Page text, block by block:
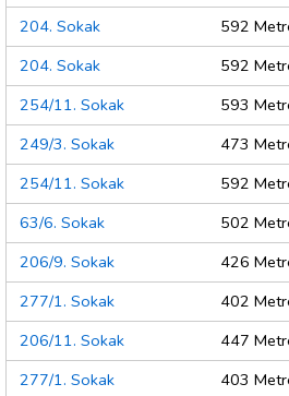
204. Sokak
592
204. Sokak
592
254/11. Sokak
593
249/3. Sokak
473
254/11. Sokak
592
63/6. Sokak
502
206/9. Sokak
426
277/1. Sokak
402
206/11. Sokak
447
277/1. Sokak
403